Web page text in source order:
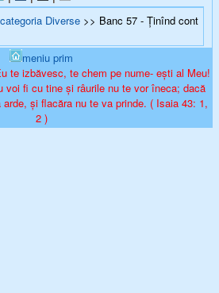
Diverse >> Banc 57 - Ținînd cont
meniu prim
te izbăvesc, te chem pe nume- ești al Meu!
voi fi cu tine și râurile nu te vor îneca; dacă
și flacăra nu te va prinde. ( Isaia 43: 1,
2 )